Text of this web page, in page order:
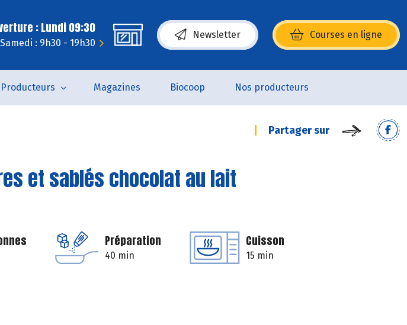
: Lundi 09:30
Samedi : 9h30 - 19h30
Newsletter Courses en ligne
(s’ouvre dans une nouvelle fenêtre)
Producteurs Magazines Biocoop Nos producteurs
Partager sur
et sablés chocolat au lait
Préparation
40 min
Cuisson
15 min